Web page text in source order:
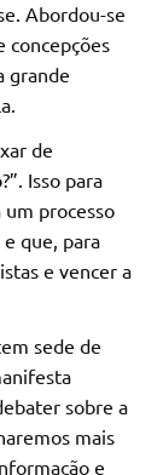
Abordou-se
concepções
grande
de
Isso para
processo
que, para
e vencer a
sede de
sobre a
mais
e